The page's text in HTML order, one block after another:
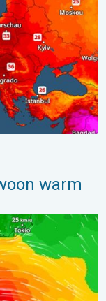
warm
en wind. . .